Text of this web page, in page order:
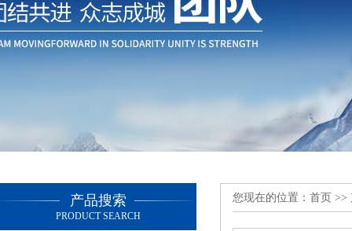
产品搜索
PRODUCT SEARCH
您现在的位置： 首页 >>